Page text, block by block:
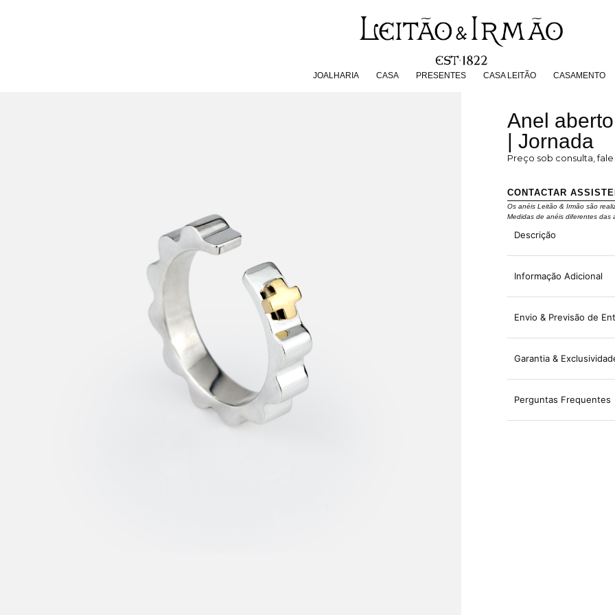
JOALHARIA CASA PRESENTES CASA LEITÃO CASAMENTO
PRESENTES CASA LEITÃO
Anel
| Jornada
Preço sob consulta,
CONTACTAR
Os anéis Leitão & Irmão são
Medidas de anéis diferentes das
Descrição
Informação Adicional
Envio & Previsão de
Garantia &
Perguntas Frequentes